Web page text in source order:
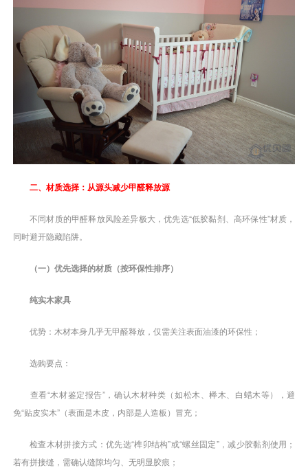
二、材质选择：从源头减少甲醛释放源
不同材质的甲醛释放风险差异极大，优先选“低胶黏剂、高环保性”材质，
同时避开隐藏陷阱。
（一）优先选择的材质（按环保性排序）
纯实木家具
优势：木材本身几乎无甲醛释放，仅需关注表面油漆的环保性；
选购要点：
查看“木材鉴定报告”，确认木材种类（如松木、榉木、白蜡木等），避
免“贴皮实木”（表面是木皮，内部是人造板）冒充；
检查木材拼接方式：优先选“榫卯结构”或“螺丝固定”，减少胶黏剂使用；
若有拼接缝，需确认缝隙均匀、无明显胶痕；